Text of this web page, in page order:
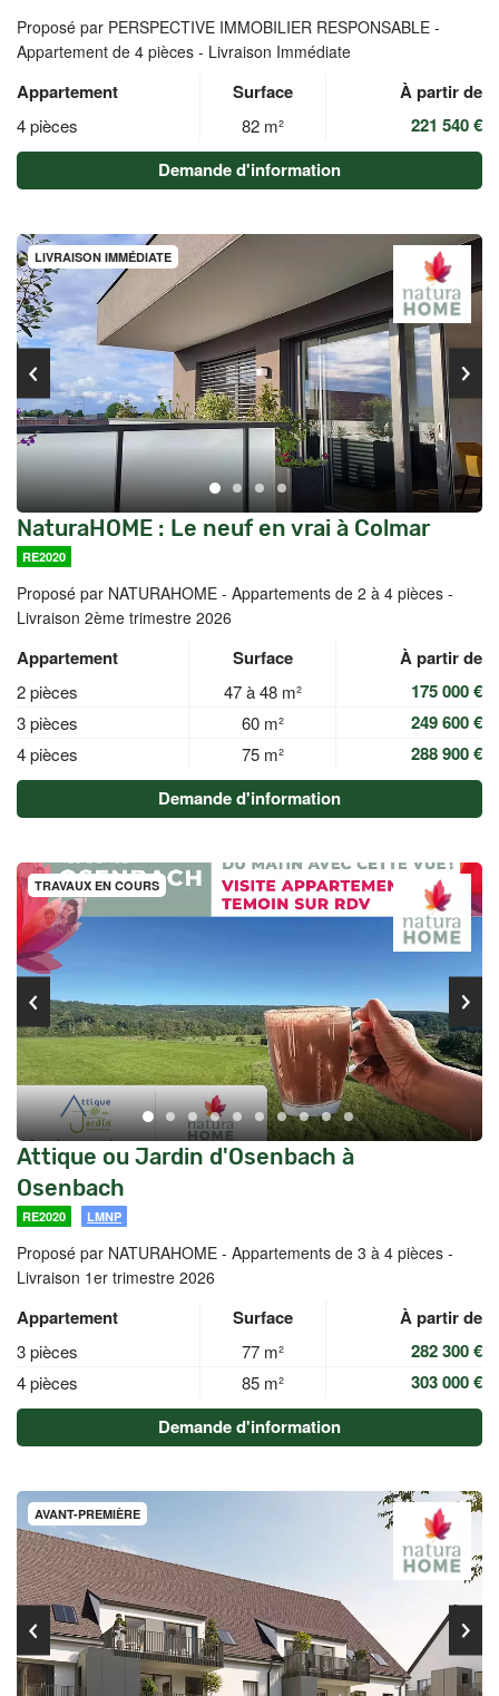
Proposé par PERSPECTIVE IMMOBILIER RESPONSABLE -
Appartement de 4 pièces - Livraison Immédiate
Appartement Surface À partir de
4 pièces 82 m²
221 540 €
Demande d'information
LIVRAISON IMMÉDIATE
NaturaHOME : Le neuf en vrai à Colmar
RE2020
Proposé par NATURAHOME - Appartements de 2 à 4 pièces -
Livraison 2ème trimestre 2026
Appartement Surface À partir de
2 pièces 47 à 48 m² 175 000 €
3 pièces 60 m² 249 600 €
4 pièces 75 m²
288 900 €
Demande d'information
TRAVAUX EN COURS
Attique ou Jardin d'Osenbach à
Osenbach
RE2020 LMNP
Proposé par NATURAHOME - Appartements de 3 à 4 pièces -
Livraison 1er trimestre 2026
Appartement Surface À partir de
3 pièces 77 m² 282 300 €
4 pièces 85 m²
303 000 €
Demande d'information
AVANT-PREMIÈRE